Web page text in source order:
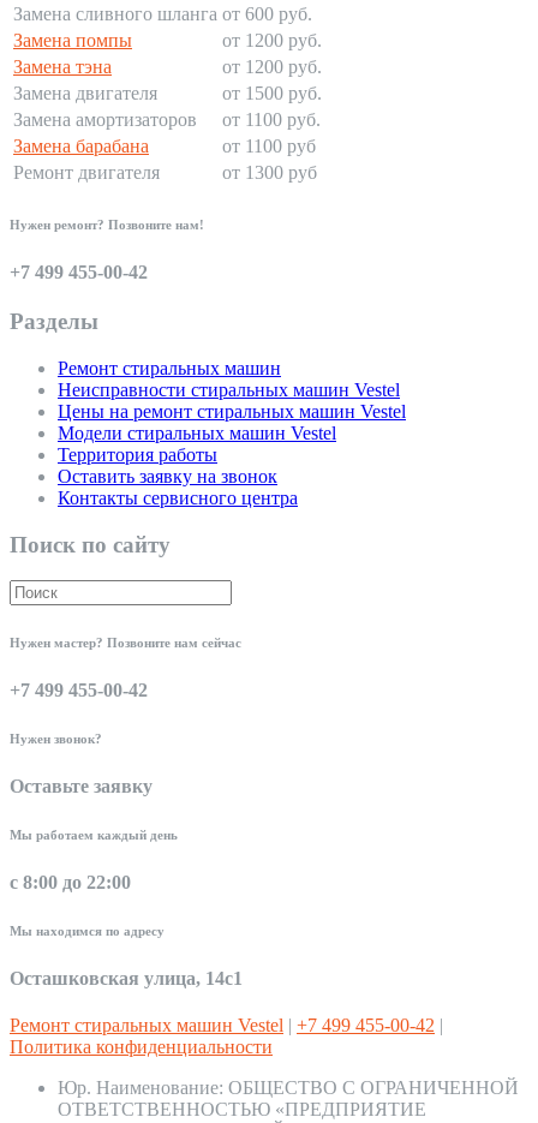
Замена сливного шланга от 600 руб.
Замена помпы
от 1200 руб.
Замена тэна
от 1200 руб.
Замена двигателя
от 1500 руб.
Замена амортизаторов
от 1100 руб.
Замена барабана
от 1100 руб
Ремонт двигателя
от 1300 руб
Нужен ремонт? Позвоните нам!
+7 499 455-00-42
Разделы
Ремонт стиральных машин
Неисправности стиральных машин Vestel
Цены на ремонт стиральных машин Vestel
Модели стиральных машин Vestel
Территория работы
Оставить заявку на звонок
Контакты сервисного центра
Поиск по сайту
Нужен мастер? Позвоните нам сейчас
+7 499 455-00-42
Нужен звонок?
Оставьте заявку
Мы работаем каждый день
с 8:00 до 22:00
Мы находимся по адресу
Осташковская улица, 14с1
Ремонт стиральных машин Vestel | +7 499 455-00-42 |
Политика конфиденциальности
Юр. Наименование: ОБЩЕСТВО С ОГРАНИЧЕННОЙ
ОТВЕТСТВЕННОСТЬЮ «ПРЕДПРИЯТИЕ